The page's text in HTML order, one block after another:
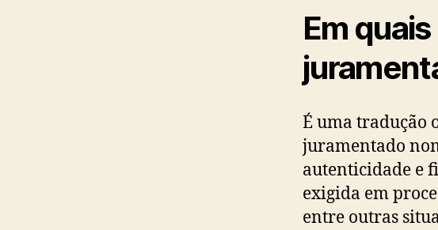
Em
É uma tradução
juramentado
autenticidade e
exigida em
entre outras